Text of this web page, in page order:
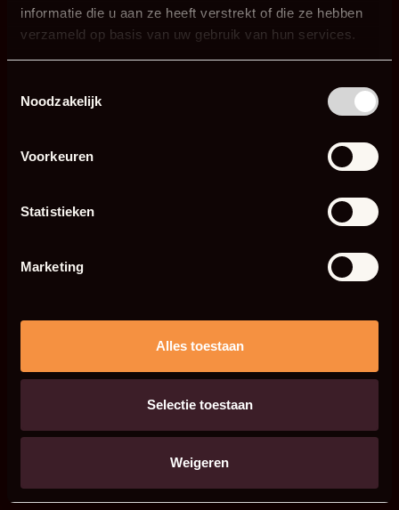
informatie die u aan ze heeft verstrekt of die ze hebben
verzameld op basis van uw gebruik van hun services.
Noodzakelijk
Voorkeuren
Statistieken
Marketing
Alles toestaan
Selectie toestaan
Weigeren